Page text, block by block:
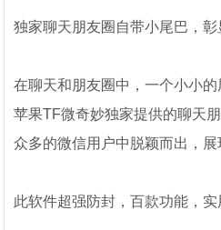
独家聊天朋友圈自带小尾巴，彰
在聊天和朋友圈中，一个小小的
苹果TF微奇妙独家提供的聊天
众多的微信用户中脱颖而出，展
此软件超强防封，百款功能，实